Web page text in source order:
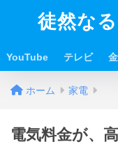
徒然な
YouTube テレビ
ホーム 家電
電気料金が、